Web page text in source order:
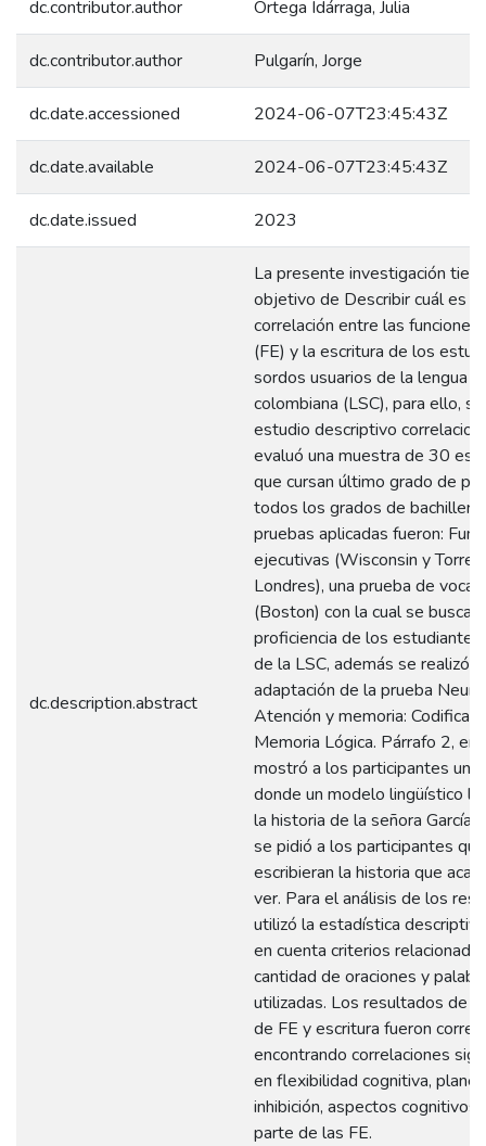
dc.contributor.author Ortega Idárraga, Julia
dc.contributor.author Pulgarín, Jorge
dc.date.accessioned 2024-06-07T23:45:43Z
dc.date.available 2024-06-07T23:45:43Z
dc.date.issued 2023
dc.description.abstract
La presente investigación
objetivo de Describir cuál es la
correlación entre las
(FE) y la escritura de los
sordos usuarios de la lengua
colombiana (LSC), para ello,
estudio descriptivo
evaluó una muestra de 30
que cursan último grado de
todos los grados de
pruebas aplicadas fueron:
ejecutivas (Wisconsin y Torre
Londres), una prueba de
(Boston) con la cual se
proficiencia de los
de la LSC, además se realizó
adaptación de la prueba
Atención y memoria:
Memoria Lógica. Párrafo 2, en
mostró a los participantes un
donde un modelo lingüístico
la historia de la señora García
se pidió a los participantes que
escribieran la historia que
ver. Para el análisis de los
utilizó la estadística
en cuenta criterios
cantidad de oraciones y
utilizadas. Los resultados de
de FE y escritura fueron
encontrando correlaciones
en flexibilidad cognitiva,
inhibición, aspectos cognitivos
parte de las FE.